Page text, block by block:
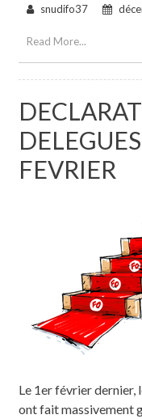
snudifo37
Read More...
FEVRIER
Le 1er février dernier,
ont fait massivement